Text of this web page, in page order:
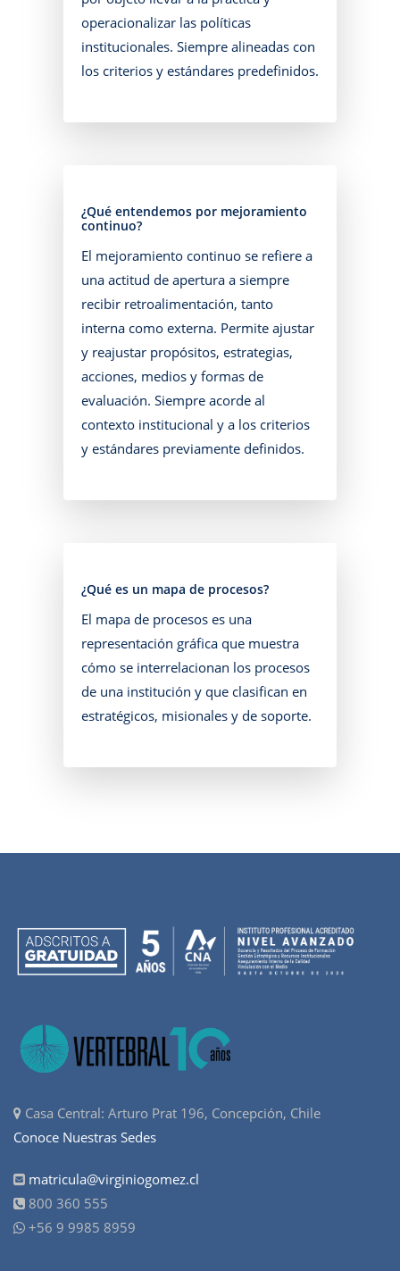
operacionalizar las políticas
institucionales. Siempre alineadas con
los criterios y estándares predefinidos.
¿Qué entendemos por mejoramiento
continuo?
El mejoramiento continuo se refiere a
una actitud de apertura a siempre
recibir retroalimentación, tanto
interna como externa. Permite ajustar
y reajustar propósitos, estrategias,
acciones, medios y formas de
evaluación. Siempre acorde al
contexto institucional y a los criterios
y estándares previamente definidos.
¿Qué es un mapa de procesos?
El mapa de procesos es una
representación gráfica que muestra
cómo se interrelacionan los procesos
de una institución y que clasifican en
estratégicos, misionales y de soporte.
Casa Central: Arturo Prat 196, Concepción, Chile
Conoce Nuestras Sedes
matricula@virginiogomez.cl
800 360 555
+56 9 9985 8959